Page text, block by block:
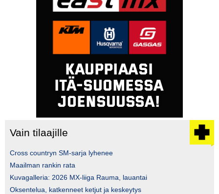
Vain tilaajille
Cross countryn SM-sarja lyhenee
Maailman rankin rata
Kuvagalleria: 2026 MX-liiga Rauma, lauantai
Oksentelua, katkenneet ketjut ja keskeytys